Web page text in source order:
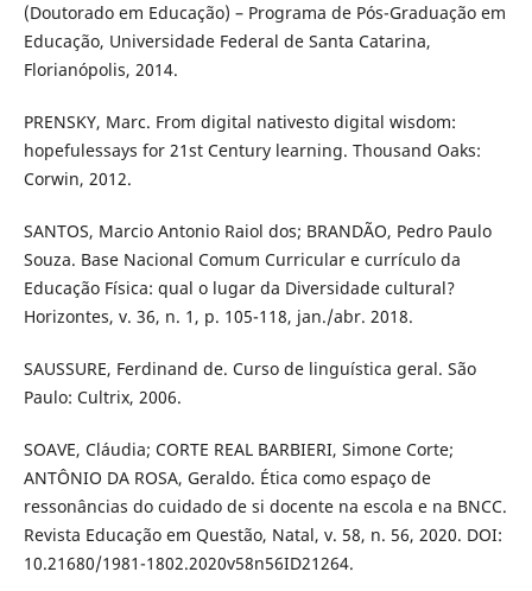
(Doutorado em Educação) – Programa de Pós-Graduação em
Educação, Universidade Federal de Santa Catarina,
Florianópolis, 2014.
PRENSKY, Marc. From digital nativesto digital wisdom:
hopefulessays for 21st Century learning. Thousand Oaks:
Corwin, 2012.
SANTOS, Marcio Antonio Raiol dos; BRANDÃO, Pedro Paulo
Souza. Base Nacional Comum Curricular e currículo da
Educação Física: qual o lugar da Diversidade cultural?
Horizontes, v. 36, n. 1, p. 105-118, jan./abr. 2018.
SAUSSURE, Ferdinand de. Curso de linguística geral. São
Paulo: Cultrix, 2006.
SOAVE, Cláudia; CORTE REAL BARBIERI, Simone Corte;
ANTÔNIO DA ROSA, Geraldo. Ética como espaço de
ressonâncias do cuidado de si docente na escola e na BNCC.
Revista Educação em Questão, Natal, v. 58, n. 56, 2020. DOI:
10.21680/1981-1802.2020v58n56ID21264.